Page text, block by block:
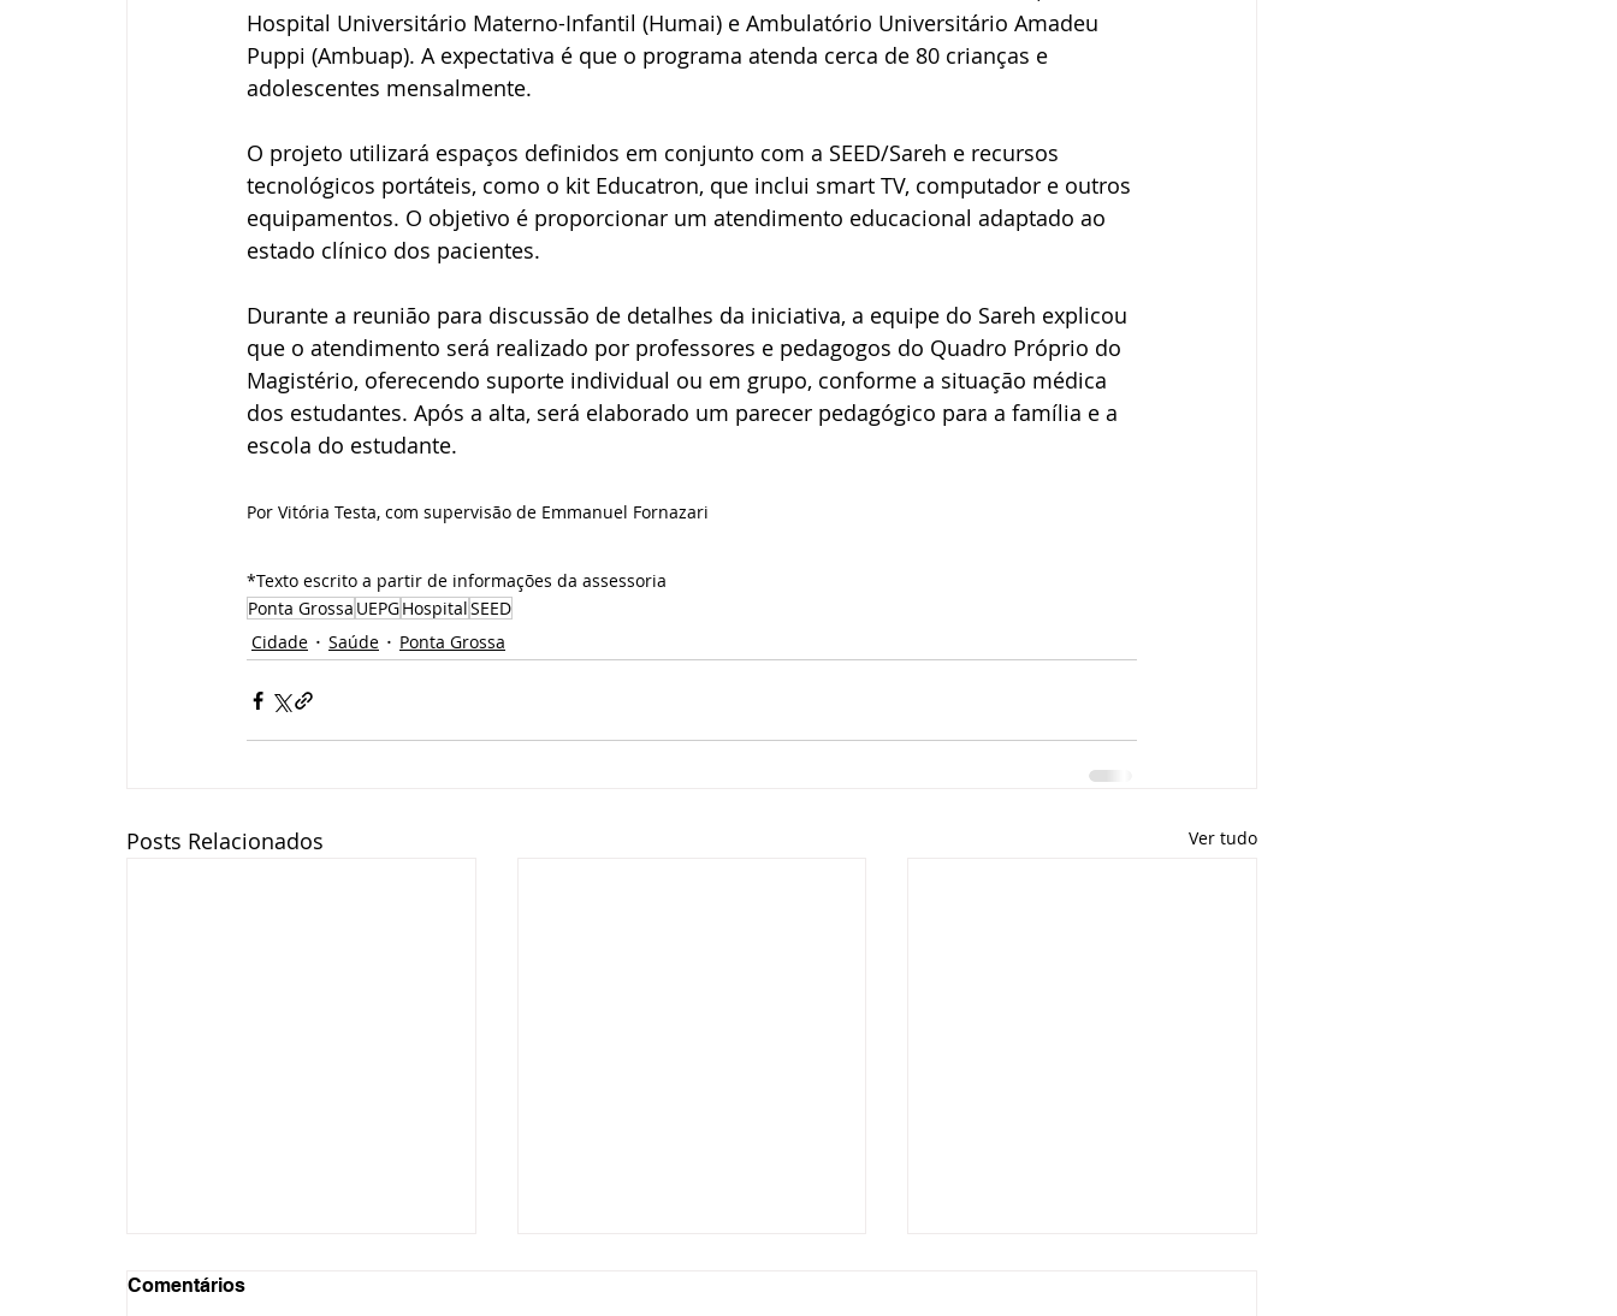
Hospital Universitário Materno-Infantil (Humai) e Ambulatório Universitário Amadeu
Puppi (Ambuap). A expectativa é que o programa atenda cerca de 80 crianças e
adolescentes mensalmente.
O projeto utilizará espaços definidos em conjunto com a SEED/Sareh e recursos
tecnológicos portáteis, como o kit Educatron, que inclui smart TV, computador e outros
equipamentos. O objetivo é proporcionar um atendimento educacional adaptado ao
estado clínico dos pacientes.
Durante a reunião para discussão de detalhes da iniciativa, a equipe do Sareh explicou
que o atendimento será realizado por professores e pedagogos do Quadro Próprio do
Magistério, oferecendo suporte individual ou em grupo, conforme a situação médica
dos estudantes. Após a alta, será elaborado um parecer pedagógico para a família e a
escola do estudante.
Por Vitória Testa, com supervisão de Emmanuel Fornazari
*Texto escrito a partir de informações da assessoria
Ponta Grossa UEPGHospitalSEED
Cidade
Saúde Ponta Grossa
Posts Relacionados Ver tudo
Comentários